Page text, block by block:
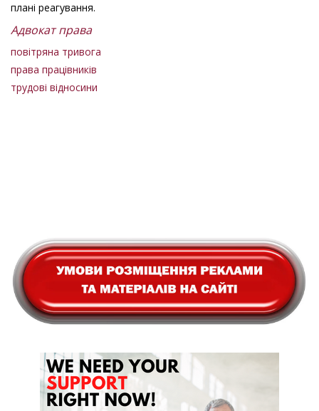
плані реагування.
Адвокат права
повітряна тривога
права працівників
трудові відносини